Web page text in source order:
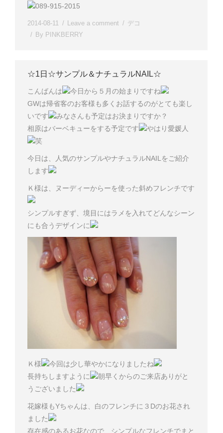
089-915-2015
2014-08-11 Leave a comment
デコ
By PINKBERRY
☆1日☆サンプル＆ナチュラルNAIL☆
こんばんは
今日から５月の始まりですね
GWは帰省客のお客様も多くお話するのがとても楽し
いです
みなさんも予定はお決まりですか？
相原はバーベキューをする予定です
やはり愛媛人
笑
今日は、人気のサンプルやナチュラルNAILをご紹介
します
Ｋ様は、ヌーディーからーを使った斜めフレンチです
シンプルすぎず、境目にはラメを入れてどんなシーン
にも合うデザインに
Ｋ様
今回は少し華やかになりましたね
長持ちしますように
朝早くからのご来店ありがと
うございました
花嫁様もYちゃんは、白のフレンチに３Dのお花され
ました
存在感のあるお花なので、シンプルなフレンチでまと